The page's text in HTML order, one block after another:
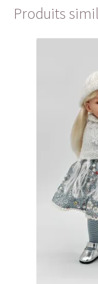
Produits